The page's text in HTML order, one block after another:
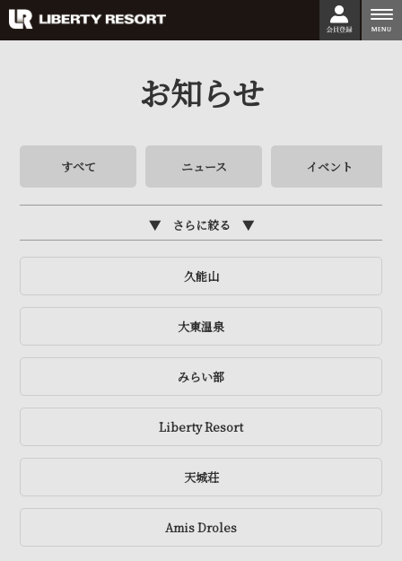
お知らせ
すべて ニュース イベント
さらに絞る
久能山
大東温泉
みらい部
Liberty Resort
天城荘
Amis Droles